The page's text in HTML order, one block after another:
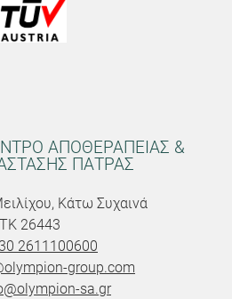
ΑΠΟΘΕΡΑΠΕΙΑΣ &
ΠΑΤΡΑΣ
Κάτω Συχαινά
ΤΚ 26443
2611100600
group.com
sa.gr